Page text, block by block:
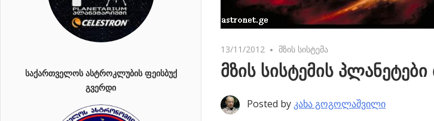
13/11/2012 No comments
მზის სისტემა
მზის სისტემის
Posted by კახა გოგოლაშვილი
ᲡᲐᲥᲐᲠᲗᲕᲔᲚᲝᲡ ᲐᲡᲢᲠᲝᲙᲚᲣᲑᲘᲡ ᲤᲔᲘᲡᲑᲣᲥ
ᲒᲕᲔᲠᲓᲘ